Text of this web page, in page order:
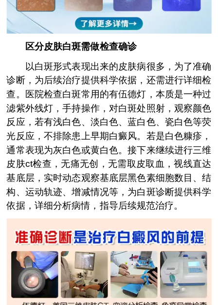
区分皮肤白斑需做检查确诊
以白斑形式表现出来的皮肤病很多，为了准确
诊断，为后续治疗提供科学依据，还需进行详细检
查。医院检查白斑常用的有伍德灯，本质是一种过
滤紫外线灯，手持操作，对白斑处照射，观察颜色
反应，若有浅白色、淡白色、蓝白色、瓷白色等荧
光反应，不排除患上早期白癜风。若是白色糠疹，
通常表现为灰白色或黄白色。接下来继续进行三维
皮肤ct检查，无痛无创，无需取皮取血，视线直达
基底层，实时动态观察基底层黑色素细胞数目、结
构、运动轨迹、增减情况等，为白斑诊断提供科学
依据，详细分析病情，指导后续规范治疗。